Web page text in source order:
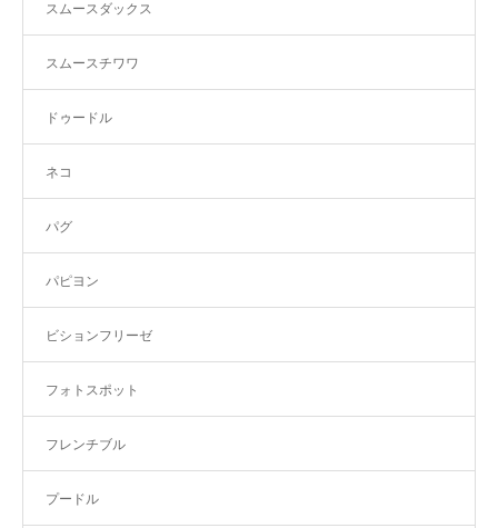
スムースダックス
スムースチワワ
ドゥードル
ネコ
パグ
パピヨン
ビションフリーゼ
フォトスポット
フレンチブル
プードル